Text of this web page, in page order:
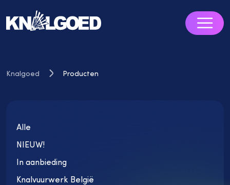
Vuurwerk
Batterijen/potten/cake
België
Vuurwerk
pakketten
FAQ'S
Blog
Contact
Knalgoed Producten
Alle
NIEUW!
In aanbieding
Knalvuurwerk België